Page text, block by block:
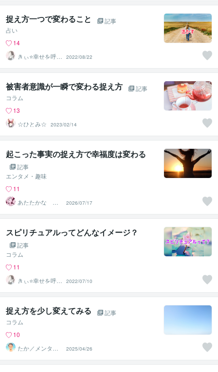
捉え方一つで変わること
記事
占い
14
きぃ⭐️幸せを呼び
込むふわっと女
神⭐️
2022/08/22
被害者意識が一瞬で変わる捉え方
記事
コラム
13
☆ひとみ☆
2023/02/14
起こった事実の捉え方で幸福度は変わる
記事
エンタメ・趣味
11
あたたかな ゆ
うひ
2026/07/17
スピリチュアルってどんなイメージ？
記事
コラム
11
きぃ⭐️幸せを呼び
込むふわっと女
神⭐️
2022/07/10
捉え方を少し変えてみる
記事
コラム
10
たか／メンタル
パートナー
2025/04/26